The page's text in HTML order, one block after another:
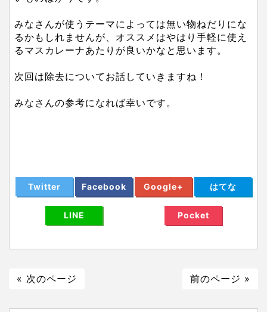
みなさんが使うテーマによっては無い物ねだりにな
るかもしれませんが、オススメはやはり手軽に使え
るマスカレーナあたりが良いかなと思います。
次回は除去についてお話していきますね！
みなさんの参考になれば幸いです。
Twitter Facebook Google+ はてな
LINE Pocket
« 次のページ 前のページ »